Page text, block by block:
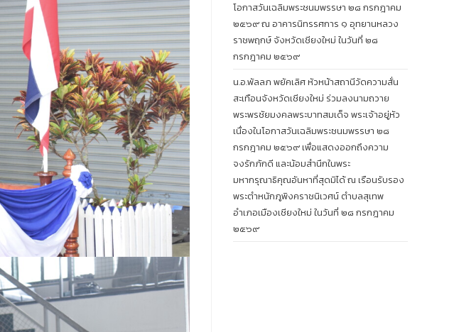
โอกาสวันเฉลิมพระชนมพรรษา ๒๘ กรกฎาคม
๒๕๖๙ ณ อาคารนิทรรศการ ๑ อุทยานหลวง
ราชพฤกษ์ จังหวัดเชียงใหม่ ในวันที่ ๒๘
กรกฎาคม ๒๕๖๙
น.อ.พัลลภ พยัคเลิศ หัวหน้าสถานีวัดความสั่น
สะเทือนจังหวัดเชียงใหม่ ร่วมลงนามถวาย
พระพรชัยมงคลพระบาทสมเด็จ พระเจ้าอยู่หัว
เนื่องในโอกาสวันเฉลิมพระชนมพรรษา ๒๘
กรกฎาคม ๒๕๖๙ เพื่อแสดงออกถึงความ
จงรักภักดี และน้อมสำนึกในพระ
มหากรุณาธิคุณอันหาที่สุดมิได้ ณ เรือนรับรอง
พระตำหนักภูพิงคราชนิเวศน์ ตำบลสุเทพ
อำเภอเมืองเชียงใหม่ ในวันที่ ๒๘ กรกฎาคม
๒๕๖๙